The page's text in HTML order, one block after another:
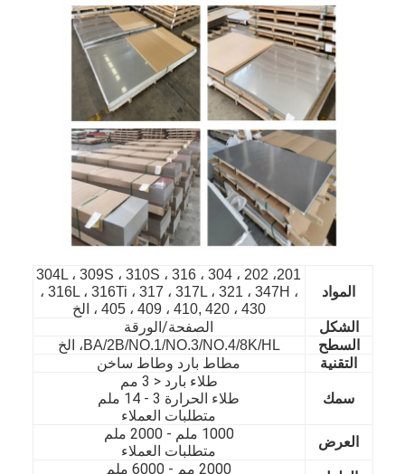
الصفحة الرئيسية
مقاطع فيديو
المواد
201، 202 ، 304 ، 304L ، 309S ، 310S ، 316
، 316L ، 316Ti ، 317 ، 317L ، 321 ، 347H ،
405 ، 409 ، 410, 420 ، 430 ، الخ
الشكل
الصفحة/الورقة
السطح BA/2B/NO.1/NO.3/NO.4/8K/HL، الخ
التقنية مطاط بارد وطاط ساخن
سمك
طلاء بارد < 3 مم
طلاء الحرارة 3 - 14 ملم
متطلبات العملاء
العرض
1000 ملم - 20
00 ملم
متطلبات العملاء
2000 مم - 60 00 ملم